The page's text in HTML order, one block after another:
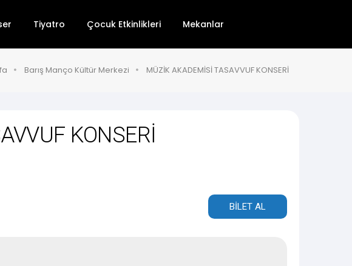
Tiyatro Çocuk Etkinlikleri Mekanlar
Barış Manço Kültür Merkezi MÜZİK AKADEMİSİ TASAVVUF KONSERİ
KONSERİ
BİLET AL